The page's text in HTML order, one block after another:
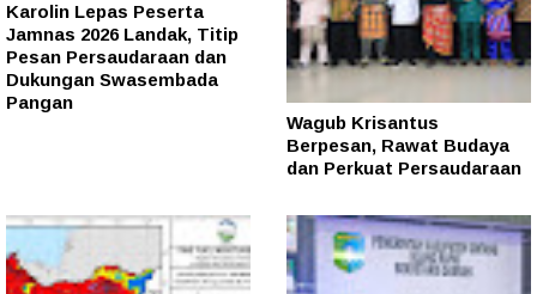
Karolin Lepas Peserta
Jamnas 2026 Landak, Titip
Pesan Persaudaraan dan
Dukungan Swasembada
Pangan
Wagub Krisantus
Berpesan, Rawat Budaya
dan Perkuat Persaudaraan